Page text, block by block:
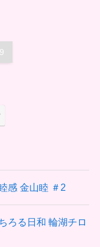
9
感 金山睦 ＃2
ろる日和 輪湖チロ